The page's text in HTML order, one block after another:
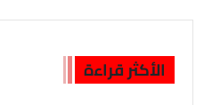
الأكثر قراءة